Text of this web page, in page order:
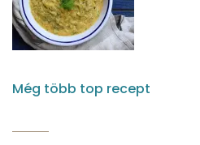
Még több top recept